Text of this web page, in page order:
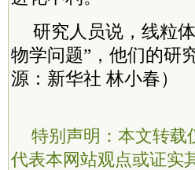
研究人员说，线粒
物学问题”，他们的研
源：新华社 林小春）
特别声明：本文转载
代表本网站观点或证实